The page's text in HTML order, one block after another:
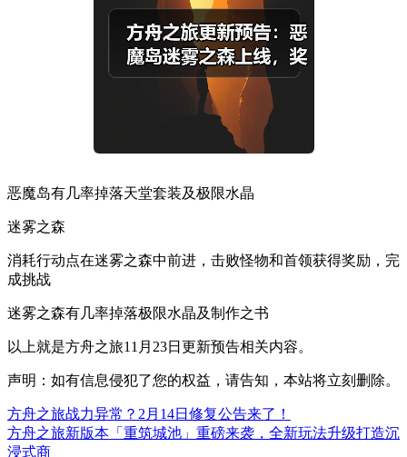
恶魔岛有几率掉落天堂套装及极限水晶
迷雾之森
消耗行动点在迷雾之森中前进，击败怪物和首领获得奖励，完
成挑战
迷雾之森有几率掉落极限水晶及制作之书
以上就是方舟之旅11月23日更新预告相关内容。
声明：如有信息侵犯了您的权益，请告知，本站将立刻删除。
方舟之旅战力异常？2月14日修复公告来了！
方舟之旅新版本「重筑城池」重磅来袭，全新玩法升级打造沉
浸式商